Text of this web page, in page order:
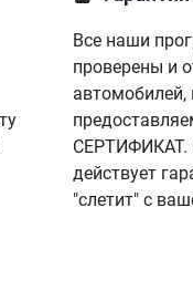
Все наши
проверены и
СЕРТИФИКАТ.
действует
"слетит" с